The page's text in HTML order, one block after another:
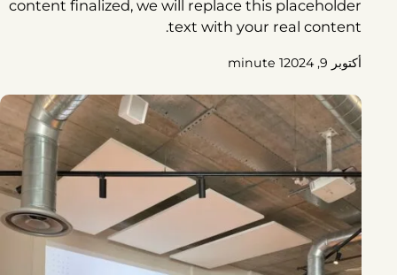
content finalized, we will replace this placeholder
text with your real content.
أكتوبر 9, 2024 1 minute